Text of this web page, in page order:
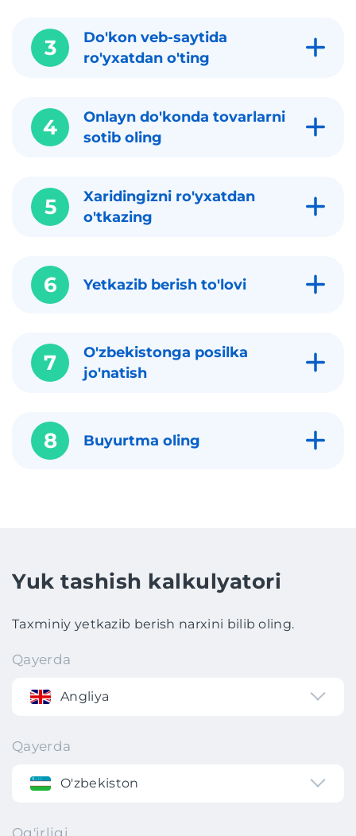
3
Do'kon veb-saytida
ro'yxatdan o'ting
4
Onlayn do'konda tovarlarni
sotib oling
5
Xaridingizni ro'yxatdan
o'tkazing
6 Yetkazib berish to'lovi
7
O'zbekistonga posilka
jo'natish
8 Buyurtma oling
Yuk tashish kalkulyatori
Taxminiy yetkazib berish narxini bilib oling.
Qayerda
Angliya
Qayerda
O'zbekiston
Og'irligi